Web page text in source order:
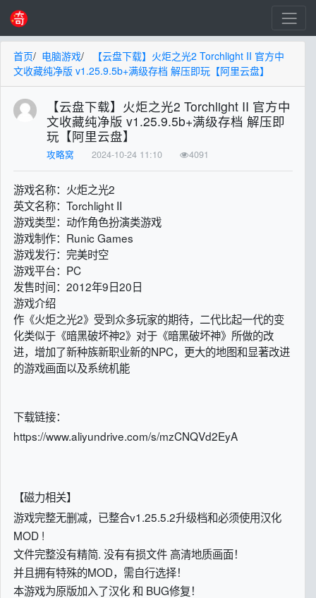
首页/ 电脑游戏/
【云盘下载】火炬之光2 Torchlight II 官方中
文收藏纯净版 v1.25.9.5b+满级存档 解压即玩【阿里云盘】
【云盘下载】火炬之光2 Torchlight II 官方中
文收藏纯净版 v1.25.9.5b+满级存档 解压即
玩【阿里云盘】
攻略窝 2024-10-24 11:10 4091
游戏名称：火炬之光2
英文名称：Torchlight II
游戏类型：动作角色扮演类游戏
游戏制作：Runic Games
游戏发行：完美时空
游戏平台：PC
发售时间：2012年9日20日
游戏介绍
作《火炬之光2》受到众多玩家的期待，二代比起一代的变
化类似于《暗黑破坏神2》对于《暗黑破坏神》所做的改
进，增加了新种族新职业新的NPC，更大的地图和显著改进
的游戏画面以及系统机能
下载链接：
https://www.aliyundrive.com/s/mzCNQVd2EyA
【磁力相关】
游戏完整无删减，已整合v1.25.5.2升级档和必须使用汉化
MOD !
文件完整没有精简. 没有有损文件 高清地质画面！
并且拥有特殊的MOD，需自行选择！
本游戏为原版加入了汉化 和 BUG修复！